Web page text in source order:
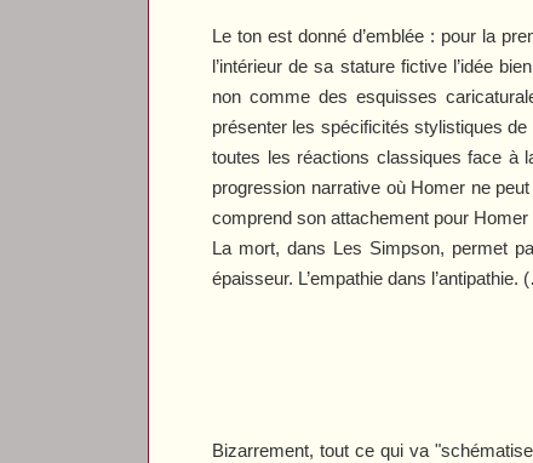
Le ton est donné d’emblée : pour la
l’intérieur de sa stature fictive l’idée
non comme des esquisses
présenter les spécificités stylistiques de
toutes les réactions classiques face à
progression narrative où Homer ne
comprend son attachement pour
La mort, dans Les Simpson, permet
épaisseur. L’empathie dans
Bizarrement, tout ce qui va